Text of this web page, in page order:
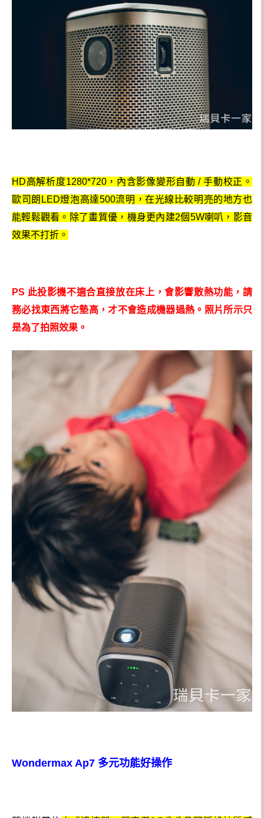
HD高解析度1280*720，內含影像變形自動 / 手動校正。
歐司朗LED燈泡高達500流明，在光線比較明亮的地方也
能輕鬆觀看。除了畫質優，機身更內建2個5W喇叭，影音
效果不打折。
PS 此投影機不適合直接放在床上，會影響散熱功能，請
務必找東西將它墊高，才不會造成機器過熱。照片所示只
是為了拍照效果。
Wondermax Ap7 多元功能好操作